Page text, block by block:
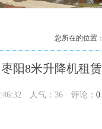
您所在的位置：
阳8米升降机租赁
人气： 36评论： 0